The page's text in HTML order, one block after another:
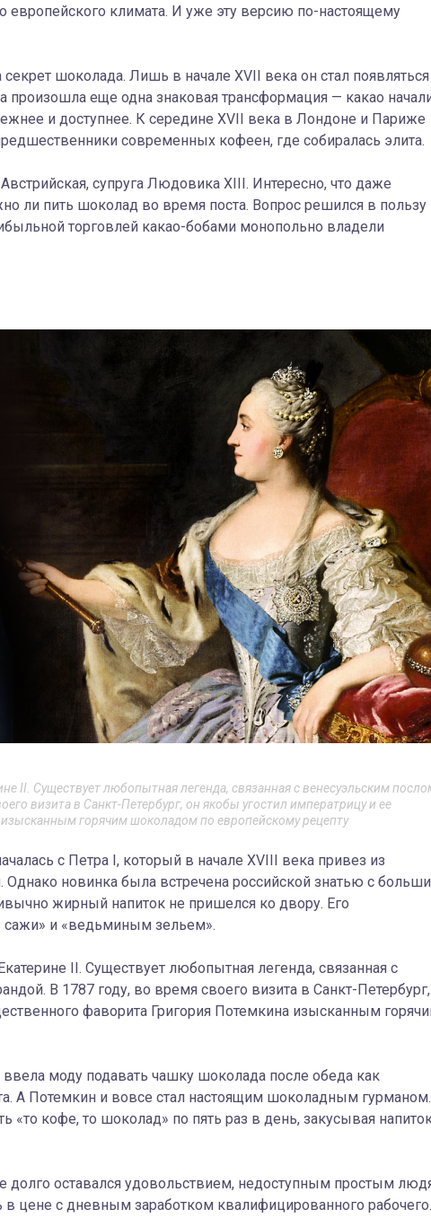
европейского климата. И уже эту версию по-настоящему
шоколада. Лишь в начале XVII века он стал
произошла еще одна знаковая трансформация — какао
и доступнее. К середине XVII века в Лондоне и Париже
современных кофеен, где собиралась элита.
супруга Людовика XIII. Интересно, что даже
ли пить шоколад во время поста. Вопрос решился в пользу
торговлей какао-бобами монопольно владели
II. Существует любопытная легенда, связанная с венесуэльским
визита в Санкт-Петербург, он якобы угостил императрицу и ее
горячим шоколадом по европейскому рецепту
с Петра I, который в начале XVIII века привез из
новинка была встречена российской знатью с
жирный напиток не пришелся ко двору. Его
сажи» и «ведьминым зельем».
II. Существует любопытная легенда, связанная с
В 1787 году, во время своего визита в Санкт-Петербург,
фаворита Григория Потемкина изысканным
моду подавать чашку шоколада после обеда как
А Потемкин и вовсе стал настоящим шоколадным гурманом.
кофе, то шоколад» по пять раз в день, закусывая
долго оставался удовольствием, недоступным простым
цене с дневным заработком квалифицированного рабочего.